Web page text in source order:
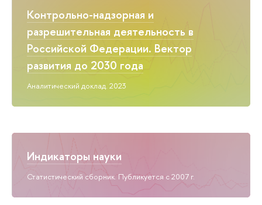
Контрольно-надзорная и
разрешительная деятельность в
Российской Федерации. Вектор
развития до 2030 года
Аналитический доклад. 2023
Индикаторы науки
Статистический сборник. Публикуется с 2007 г.